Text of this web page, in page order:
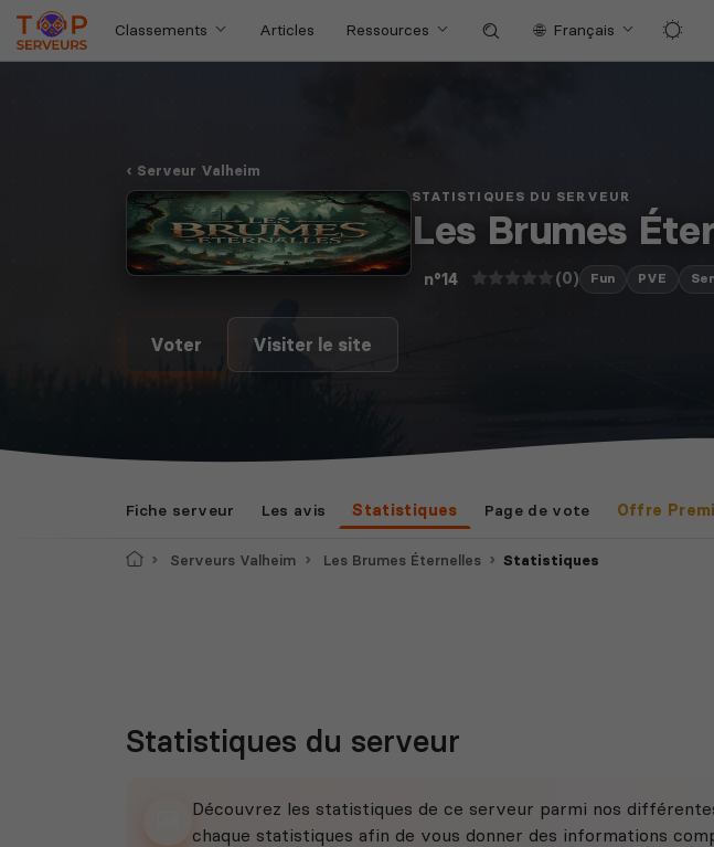
Classements Articles Ressources Français
Serveur Valheim
STATISTIQUES DU SERVEUR
Les Brumes
n°14 (0) Fun PVE
Voter Visiter le site
Fiche serveur Les avis Statistiques Page de vote Offre
AccueilServeurs Valheim Les Brumes Éternelles Statistiques
Statistiques du serveur
Découvrez les statistiques de ce serveur parmi nos
chaque statistiques afin de vous donner des informations